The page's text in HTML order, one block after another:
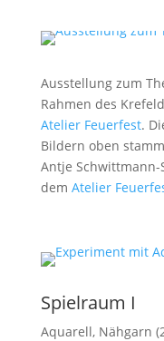
Ausstellung zum
Rahmen des
Atelier Feuerfest.
Bildern oben
Antje Schwittmann-
dem Atelier
Spielraum I
Aquarell, Nähgarn